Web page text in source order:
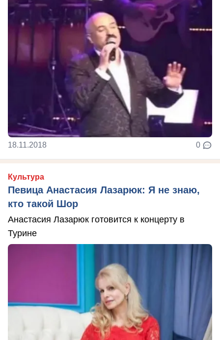
18.11.2018 0
Культура
Певица Анастасия Лазарюк: Я не знаю,
кто такой Шор
Анастасия Лазарюк готовится к концерту в
Турине